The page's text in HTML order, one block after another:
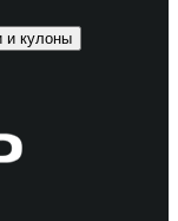
и кулоны